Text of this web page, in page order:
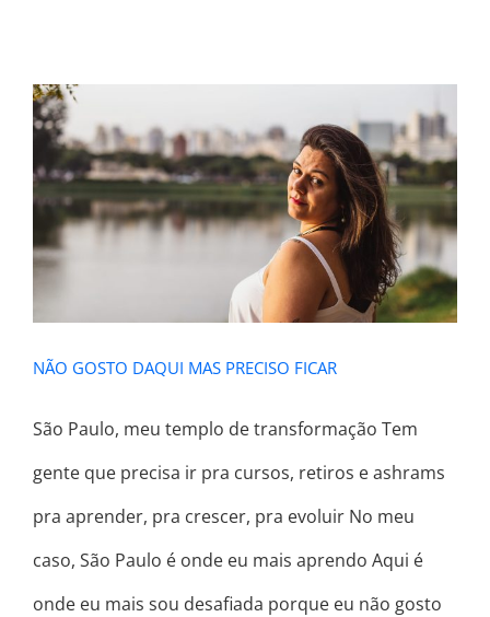
NÃO GOSTO DAQUI MAS PRECISO
FICAR
NÃO GOSTO DAQUI MAS PRECISO FICAR
São Paulo, meu templo de transformação Tem
gente que precisa ir pra cursos, retiros e ashrams
pra aprender, pra crescer, pra evoluir No meu
caso, São Paulo é onde eu mais aprendo Aqui é
onde eu mais sou desafiada porque eu não gosto